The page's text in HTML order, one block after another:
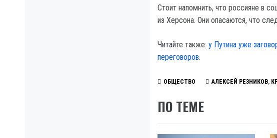
Стоит напомнить, что россияне в
из Херсона. Они опасаются, что
Читайте также: у Путина уже
переговоров.
ОБЩЕСТВО АЛЕКСЕЙ РЕЗНИКОВ,
ПО ТЕМЕ